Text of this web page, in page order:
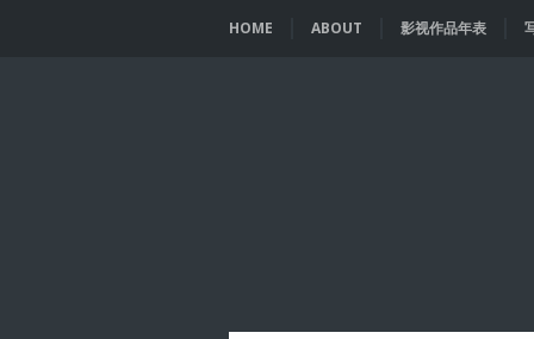
HOME ABOUT 影视作品年表